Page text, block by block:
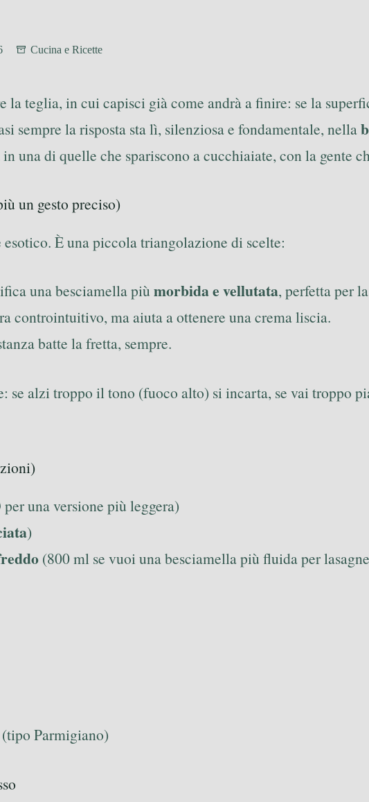
Cucina e Ricette
la teglia, in cui capisci già come andrà a finire: se la
sempre la risposta sta lì, silenziosa e fondamentale, nella
una di quelle che spariscono a cucchiaiate, con la gente
un gesto preciso)
È una piccola triangolazione di scelte:
una besciamella più morbida e vellutata, perfetta per
controintuitivo, ma aiuta a ottenere una crema liscia.
batte la fretta, sempre.
se alzi troppo il tono (fuoco alto) si incarta, se vai troppo
una versione più leggera)
)
(800 ml se vuoi una besciamella più fluida per
Parmigiano)